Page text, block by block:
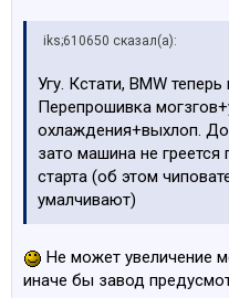
iks;610650 сказал(а):
Угу. Кстати, BMW
Перепрошивка
охлаждения+выхлоп.
зато машина не
старта (об этом
умалчивают)
Не может увеличение
иначе бы завод